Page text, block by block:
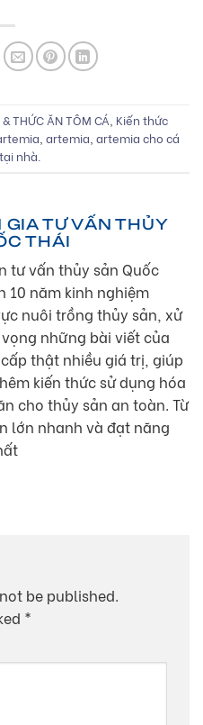
THỨC ĂN TÔM CÁ Kiến thức
artemia artemia cho cá
nhà
GIA TƯ VẤN THỦY
THÁI
tư vấn thủy sản Quốc
10 năm kinh nghiệm
nuôi trồng thủy sản, xử
những bài viết của
thật nhiều giá trị, giúp
kiến thức sử dụng hóa
cho thủy sản an toàn. Từ
lớn nhanh và đạt năng
be published.
*